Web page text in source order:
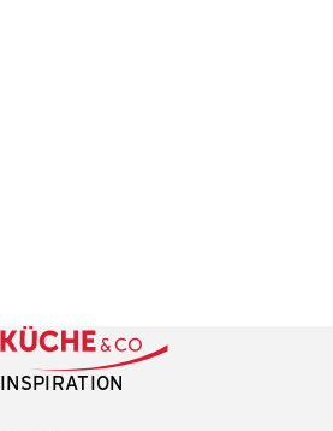
INSPIRATION